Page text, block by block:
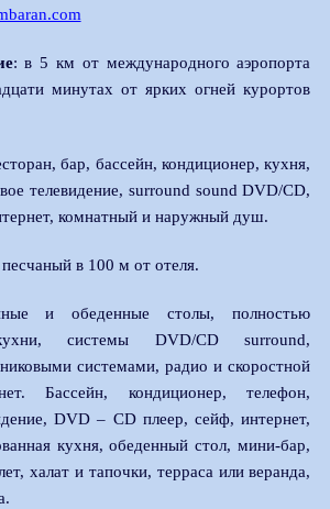
: в 5 км от международного аэропорта
минутах от ярких огней курортов
бар, бассейн, кондиционер, кухня,
телевидение, surround sound DVD/CD,
комнатный и наружный душ.
в 100 м от отеля.
и обеденные столы, полностью
системы DVD/CD surround,
системами, радио и скоростной
Бассейн, кондиционер, телефон,
DVD – CD плеер, сейф, интернет,
кухня, обеденный стол, мини-бар,
халат и тапочки, терраса или веранда,